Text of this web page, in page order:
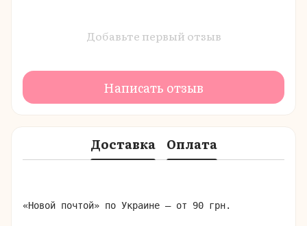
Добавьте первый отзыв
Написать отзыв
Доставка Оплата
«Новой почтой» по Украине – от 90 грн.